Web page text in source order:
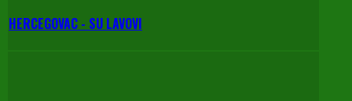
HERCEGOVAC - SU LAVOVI